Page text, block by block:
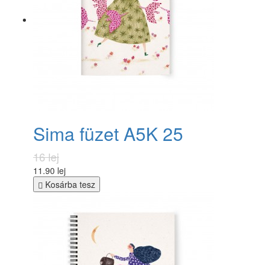
Sima füzet A5K 25
16 lej
11.90 lej
Kosárba tesz